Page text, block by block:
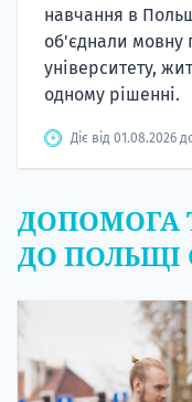
навчання в
об'єднали мовну
університету,
одному рішенні.
Діє від 01.08.2026
ДОПОМОГА
ДО ПОЛЬЩІ